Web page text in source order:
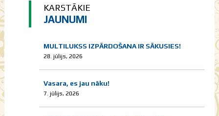
KARSTĀKIE
JAUNUMI
MULTILUKSS IZPĀRDOŠANA IR SĀKUSIES!
28. jūlijs, 2026
Vasara, es jau nāku!
7. jūlijs, 2026